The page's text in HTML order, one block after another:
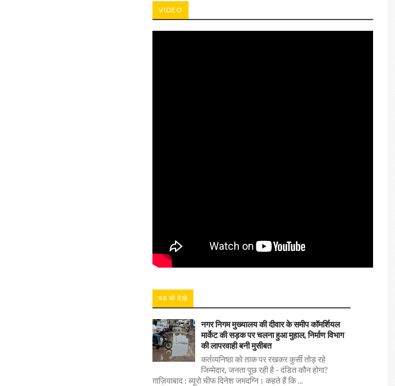
VIDEO
यह भी देखें
नगर निगम मुख्यालय की दीवार के समीप कॉमर्शियल
मार्केट की सड़क पर चलना हुआ मुहाल, निर्माण विभाग
की लापरवाही बनी मुसीबत
कर्तव्यनिष्ठा को ताक पर रखकर कुर्सी तोड़ रहे
जिम्मेदार, जनता पूछ रही है - दंडित कौन होगा?
ग़ाज़ियाबाद : ब्यूरो चीफ दिनेश जमदग्नि। कहते हैं कि ...